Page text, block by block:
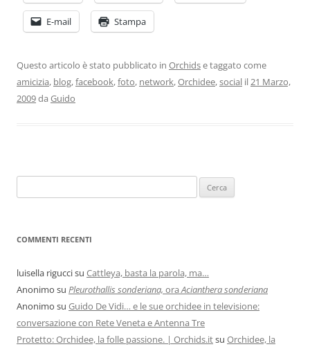
E-mail Stampa
Questo articolo è stato pubblicato in Orchidse taggato come
amicizia, blog,facebook,foto, network,Orchidee,social il21 Marzo,
2009da Guido
COMMENTI RECENTI
luisella riguccisu Cattleya, basta la parola, ma…
Anonimo su Pleurothallis sonderiana, oraAcianthera sonderiana
Anonimo su Guido De Vidi… e le sue orchidee in televisione:
conversazione con Rete Veneta e Antenna Tre
Protetto: Orchidee, la folle passione. | Orchids.itsu Orchidee, la